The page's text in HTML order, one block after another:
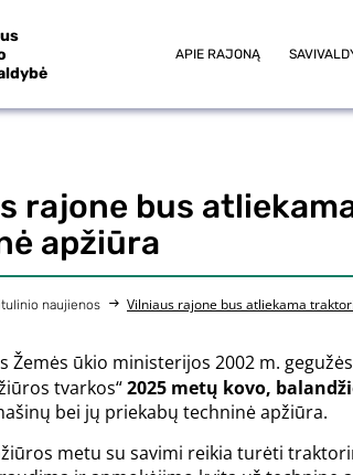
APIE RAJONĄ
rajone bus
apžiūra
naujienos Vilniaus rajone bus atliekama
Žemės ūkio ministerijos 2002 m.
tvarkos“2025 metų kovo,
bei jų priekabų techninė apžiūra.
metu su savimi reikia turėti